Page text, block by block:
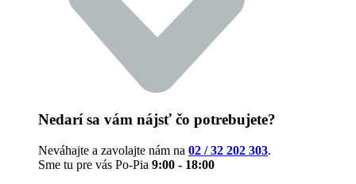
Nedarí sa vám nájsť čo potrebujete?
Neváhajte a zavolajte nám na 02 / 32 202 303.
Sme tu pre vás Po-Pia 9:00 - 18:00